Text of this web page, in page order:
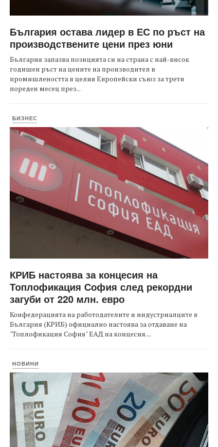
България остава лидер в ЕС по ръст на
производствените цени през юни
България запазва позицията си на страна с най-висок
годишен ръст на цените на производител в
промишлеността в целия Европейски съюз за трети
пореден месец през...
БИЗНЕС
КРИБ настоява за концесия на
Топлофикация София след рекордни
загуби от 220 млн. евро
Конфедерацията на работодателите и индустриалците в
България (КРИБ) официално настоява за отдаване на
"Топлофикация София" ЕАД на концесия....
НОВИНИ